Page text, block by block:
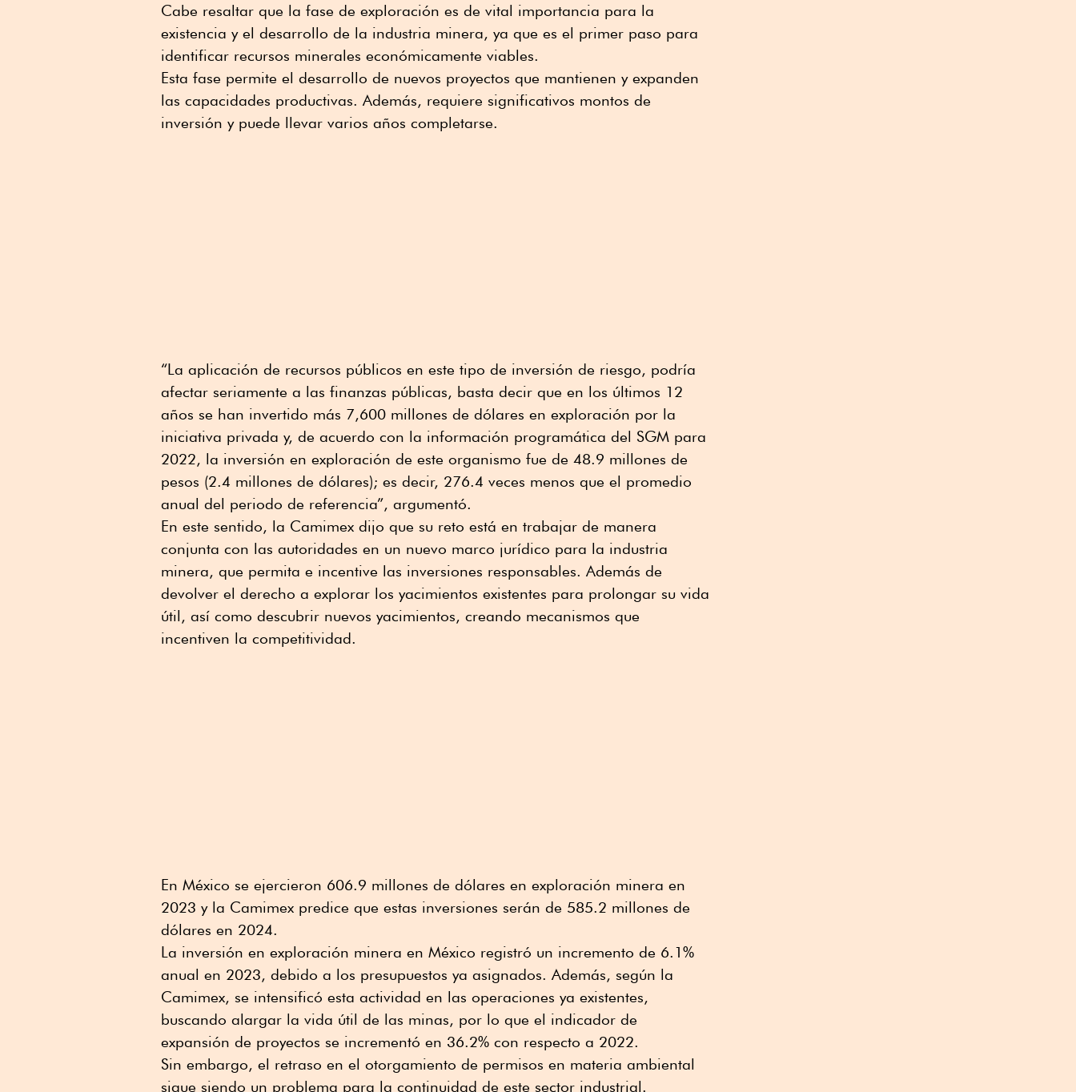
Cabe resaltar que la fase de exploración es de vital importancia para la
existencia y el desarrollo de la industria minera, ya que es el primer paso para
identificar recursos minerales económicamente viables.
Esta fase permite el desarrollo de nuevos proyectos que mantienen y expanden
las capacidades productivas. Además, requiere significativos montos de
inversión y puede llevar varios años completarse.
“La aplicación de recursos públicos en este tipo de inversión de riesgo, podría
afectar seriamente a las finanzas públicas, basta decir que en los últimos 12
años se han invertido más 7,600 millones de dólares en exploración por la
iniciativa privada y, de acuerdo con la información programática del SGM para
2022, la inversión en exploración de este organismo fue de 48.9 millones de
pesos (2.4 millones de dólares); es decir, 276.4 veces menos que el promedio
anual del periodo de referencia”, argumentó.
En este sentido, la Camimex dijo que su reto está en trabajar de manera
conjunta con las autoridades en un nuevo marco jurídico para la industria
minera, que permita e incentive las inversiones responsables. Además de
devolver el derecho a explorar los yacimientos existentes para prolongar su vida
útil, así como descubrir nuevos yacimientos, creando mecanismos que
incentiven la competitividad.
En México se ejercieron 606.9 millones de dólares en exploración minera en
2023 y la Camimex predice que estas inversiones serán de 585.2 millones de
dólares en 2024.
La inversión en exploración minera en México registró un incremento de 6.1%
anual en 2023, debido a los presupuestos ya asignados. Además, según la
Camimex, se intensificó esta actividad en las operaciones ya existentes,
buscando alargar la vida útil de las minas, por lo que el indicador de
expansión de proyectos se incrementó en 36.2% con respecto a 2022.
Sin embargo, el retraso en el otorgamiento de permisos en materia ambiental
sigue siendo un problema para la continuidad de este sector industrial.